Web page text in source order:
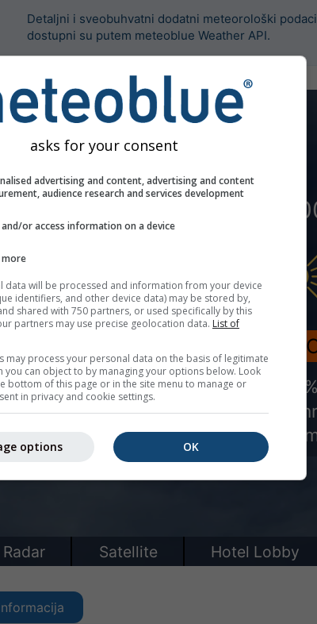
Detaljni i sveobuhvatni dodatni meteorološki podaci
dostupni su putem meteoblue Weather API.
asks for your consent
advertising and content, advertising and content
audience research and services development
or access information on a device
more
data will be processed and information from your device
identifiers, and other device data) may be stored by,
shared with 750 partners, or used specifically by this
partners may use precise geolocation data. List of
may process your personal data on the basis of legitimate
you can object to by managing your options below. Look
bottom of this page or in the site menu to manage or
in privacy and cookie settings.
OK
options